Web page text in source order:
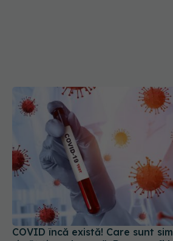
COVID încă există! Care sunt
și cât timp durează. De ce ar fi
07 mai 2025, 11:08